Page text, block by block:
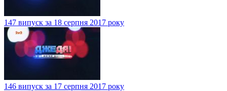
147 випуск за 18 серпня 2017 року
146 випуск за 17 серпня 2017 року